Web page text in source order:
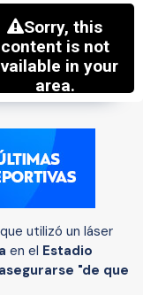
utilizó un láser
en el Estadio
"de que